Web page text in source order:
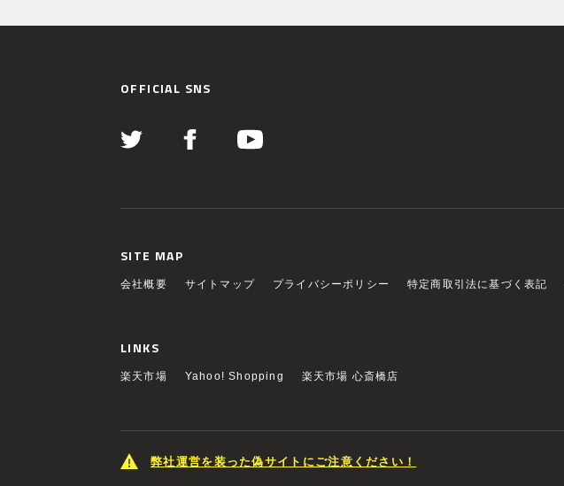
OFFICIAL SNS
SITE MAP
会社概要 サイトマップ プライバシーポリシー 特定商取引法に基づく表記
LINKS
楽天市場 Yahoo! Shopping 楽天市場 心斎橋店
弊社運営を装った偽サイトにご注意ください！